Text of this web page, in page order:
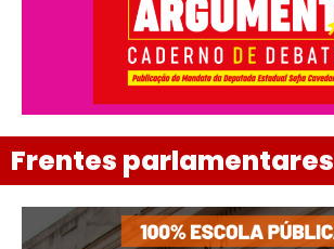
Frentes parlamentares